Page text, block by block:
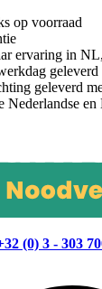
op voorraad
ervaring in
geleverd
geleverd
Nederlandse
(0) 3 - 303